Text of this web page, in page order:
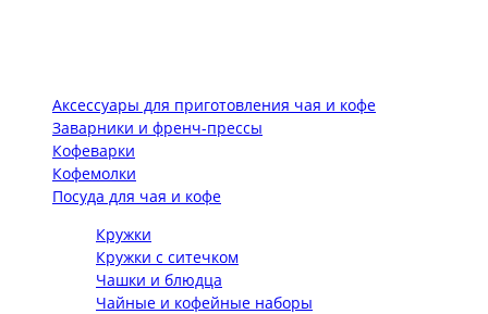
Аксессуары для приготовления чая и кофе
Заварники и френч-прессы
Кофеварки
Кофемолки
Посуда для чая и кофе
Кружки
Кружки с ситечком
Чашки и блюдца
Чайные и кофейные наборы